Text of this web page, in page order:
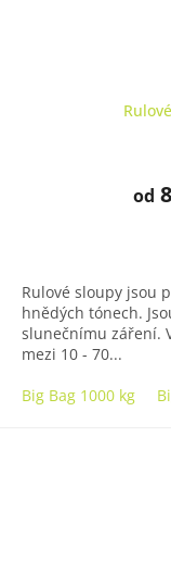
hvězdiček.
od
Rulové sloupy jsou
hnědých tónech.
slunečnímu záření.
mezi 10 - 70...
Big Bag 1000 kg